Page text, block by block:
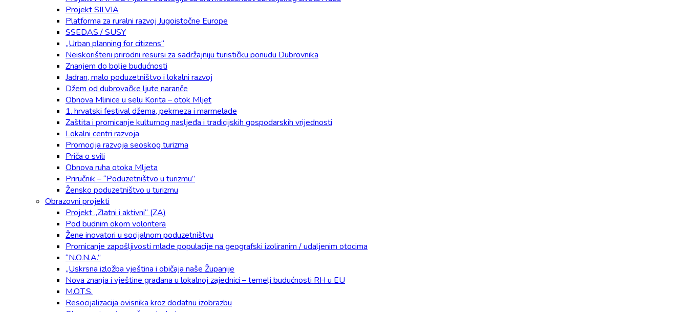
Projekt SILVIA
Platforma za ruralni razvoj Jugoistočne Europe
SSEDAS / SUSY
„Urban planning for citizens“
Neiskorišteni prirodni resursi za sadržajniju turističku ponudu Dubrovnika
Znanjem do bolje budućnosti
Jadran, malo poduzetništvo i lokalni razvoj
Džem od dubrovačke ljute naranče
Obnova Mlinice u selu Korita – otok Mljet
1. hrvatski festival džema, pekmeza i marmelade
Zaštita i promicanje kulturnog nasljeđa i tradicijskih gospodarskih vrijednosti
Lokalni centri razvoja
Promocija razvoja seoskog turizma
Priča o svili
Obnova ruha otoka Mljeta
Priručnik – “Poduzetništvo u turizmu”
Žensko poduzetništvo u turizmu
Obrazovni projekti
Projekt „Zlatni i aktivni“ (ZA)
Pod budnim okom volontera
Žene inovatori u socijalnom poduzetništvu
Promicanje zapošljivosti mlade populacije na geografski izoliranim / udaljenim otocima
“N.O.N.A.”
„Uskrsna izložba vještina i običaja naše Županije
Nova znanja i vještine građana u lokalnoj zajednici – temelj budućnosti RH u EU
M.O.T.S.
Resocijalizacija ovisnika kroz dodatnu izobrazbu